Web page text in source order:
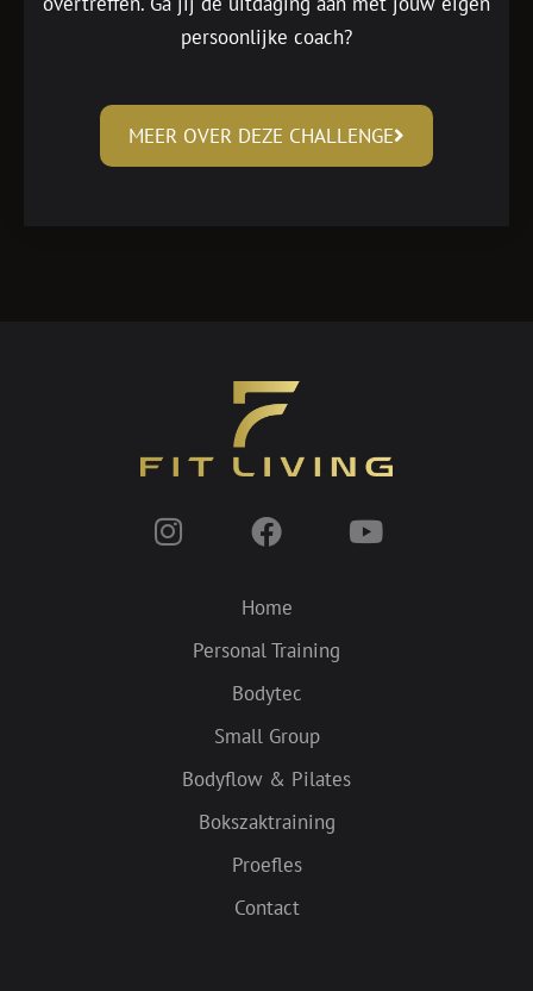
persoonlijke coach?
MEER OVER DEZE CHALLENGE
I
n
m
F
a
e
b
o
o
k
Y
o
Home
Personal Training
Bodytec
Small Group
Bodyflow & Pilates
Bokszaktraining
Proefles
Contact